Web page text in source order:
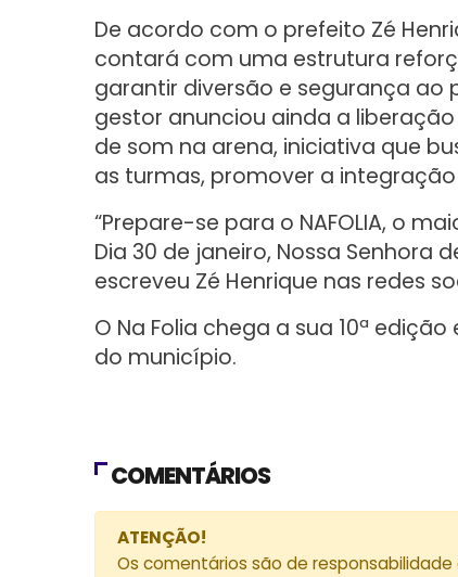
De acordo com o prefeito Zé
contará com uma estrutura
garantir diversão e segurança ao
gestor anunciou ainda a
de som na arena, iniciativa que
as turmas, promover a
“Prepare-se para o NAFOLIA, o
Dia 30 de janeiro, Nossa Senhora
escreveu Zé Henrique nas redes
O Na Folia chega a sua 10ª
do município.
COMENTÁRIOS
ATENÇÃO!
Os comentários são de